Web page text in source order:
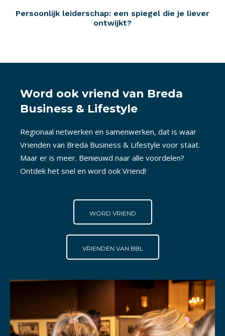
Persoonlijk leiderschap: een spiegel die je liever
ontwijkt?
Word ook vriend van Breda
Business & Lifestyle
Regionaal netwerken en samenwerken, dat is waar
Vrienden van Breda Business & Lifestyle voor staat.
Maar er is meer. Benieuwd naar alle voordelen?
Ontdek het snel en word ook Vriend!
WORD VRIEND
VRIENDEN VAN BBL